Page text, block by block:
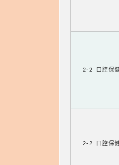
2-2 口腔保
2-2 口腔保